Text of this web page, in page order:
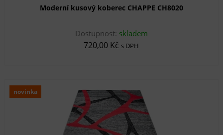
Moderní kusový koberec CHAPPE CH8020
Dostupnost: skladem
720,00 Kč s DPH
novinka